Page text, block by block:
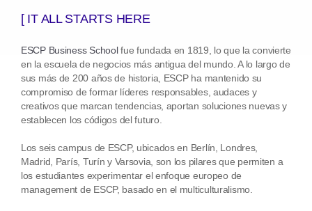
[ IT ALL STARTS HERE
ESCP Business Schoolfue fundada en 1819, lo que la convierte
en la escuela de negocios más antigua del mundo. A lo largo de
sus más de 200 años de historia, ESCP ha mantenido su
compromiso de formar líderes responsables, audaces y
creativos que marcan tendencias, aportan soluciones nuevas y
establecen los códigos del futuro.
Los seis campus de ESCP, ubicados en Berlín, Londres,
Madrid, París, Turín y Varsovia, son los pilares que permiten a
los estudiantes experimentar el enfoque europeo de
management de ESCP, basado en el multiculturalismo.